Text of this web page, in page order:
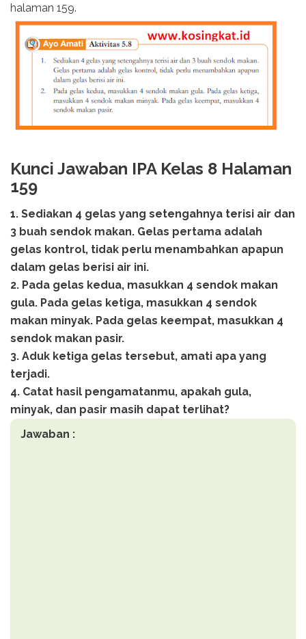
halaman 159.
Kunci Jawaban IPA Kelas 8 Halaman
159
1. Sediakan 4 gelas yang setengahnya terisi air dan
3 buah sendok makan. Gelas pertama adalah
gelas kontrol, tidak perlu menambahkan apapun
dalam gelas berisi air ini.
2. Pada gelas kedua, masukkan 4 sendok makan
gula. Pada gelas ketiga, masukkan 4 sendok
makan minyak. Pada gelas keempat, masukkan 4
sendok makan pasir.
3. Aduk ketiga gelas tersebut, amati apa yang
terjadi.
4. Catat hasil pengamatanmu, apakah gula,
minyak, dan pasir masih dapat terlihat?
Jawaban :